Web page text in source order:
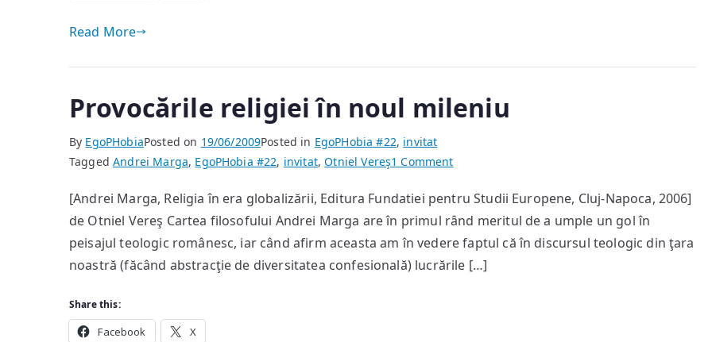
Read More
Provocările religiei în noul mileniu
By EgoPHobiaPosted on 19/06/2009Posted in EgoPHobia #22, invitat
TaggedAndrei Marga, EgoPHobia #22, invitat,Otniel Vereş1 Commenton
religiei
în
noul
mileniu
[Andrei Marga, Religia în era globalizării, Editura Fundatiei pentru Studii Europene, Cluj-Napoca, 2006]
de Otniel Vereş Cartea filosofului Andrei Marga are în primul rând meritul de a umple un gol în
peisajul teologic românesc, iar când afirm aceasta am în vedere faptul că în discursul teologic din ţara
noastră (făcând abstracţie de diversitatea confesională) lucrările […]
Share this:
Facebook X